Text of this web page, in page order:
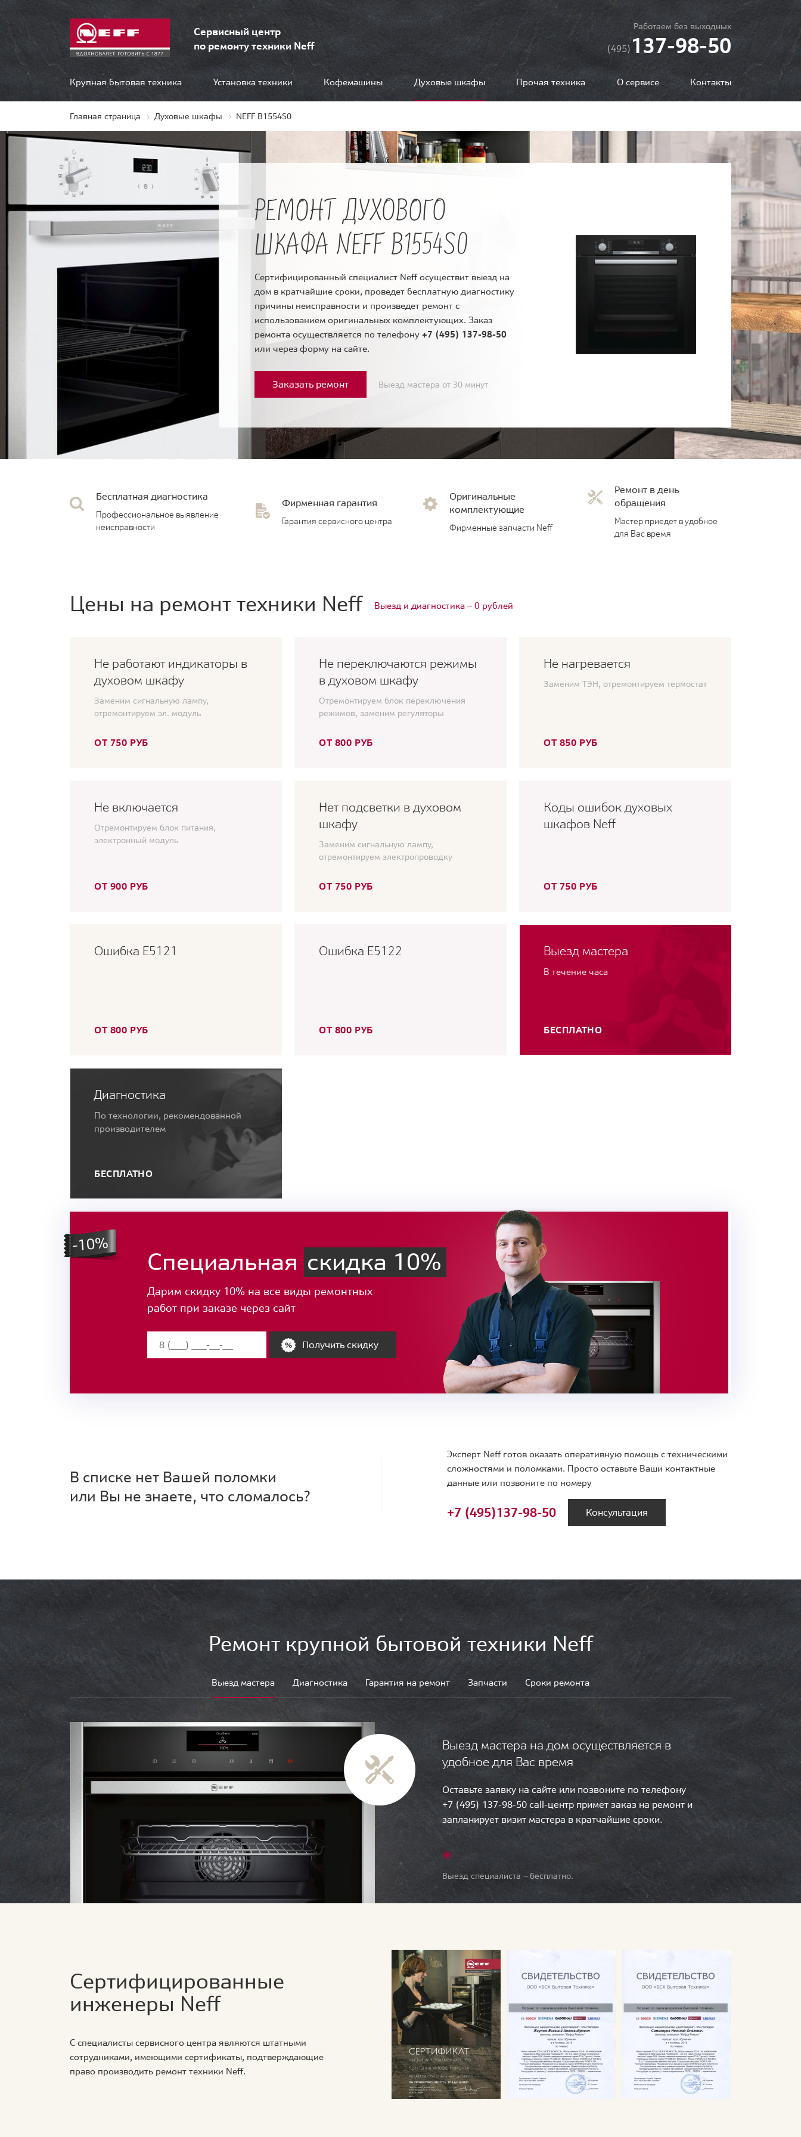
Сервисный центр
по ремонту техники Neff
Работаем без выходных
(495)137-98-50
Крупная бытовая техника Установка техники Кофемашины Духовые шкафы Прочая техника О сервисе Контакты
Главная страница Духовые шкафы NEFF B1554S0
РЕМОНТ ДУХОВОГО
ШКАФА NEFF B1554S0
Сертифицированный специалист Neff осуществит выезд на
дом в кратчайшие сроки, проведет бесплатную диагностику
причины неисправности и произведет ремонт с
использованием оригинальных комплектующих. Заказ
ремонта осуществляется по телефону +7 (495) 137-98-50
или через форму на сайте.
Заказать ремонт Выезд мастера от 30 минут
Бесплатная диагностика
Профессиональное выявление
неисправности
Фирменная гарантия
Гарантия сервисного центра
Оригинальные
комплектующие
Фирменные запчасти Neff
Ремонт в день
обращения
Мастер приедет в удобное
для Вас время
Цены на ремонт техники Neff Выезд и диагностика — 0 рублей
Не работают индикаторы в
духовом шкафу
Заменим сигнальную лампу,
отремонтируем эл. модуль
ОТ 750 РУБ
Не переключаются режимы
в духовом шкафу
Отремонтируем блок переключения
режимов, заменим регуляторы
ОТ 800 РУБ
Не нагревается
Заменим ТЭН, отремонтируем термостат
ОТ 850 РУБ
Не включается
Отремонтируем блок питания,
электронный модуль
ОТ 900 РУБ
Нет подсветки в духовом
шкафу
Заменим сигнальную лампу,
отремонтируем электропроводку
ОТ 750 РУБ
Коды ошибок духовых
шкафов Neff
ОТ 750 РУБ
Ошибка E5121
ОТ 800 РУБ
Ошибка E5122
ОТ 800 РУБ
Выезд мастера
В течение часа
БЕСПЛАТНО
Диагностика
По технологии, рекомендованной
производителем
БЕСПЛАТНО
Специальная скидка 10%
Дарим скидку 10% на все виды ремонтных
работ при заказе через сайт
Получить скидку
В списке нет Вашей поломки
или Вы не знаете, что сломалось?
Эксперт Neff готов оказать оперативную помощь с техническими
сложностями и поломками. Просто оставьте Ваши контактные
данные или позвоните по номеру
+7 (495)137-98-50 Консультация
Ремонт крупной бытовой техники Neff
Выезд мастера Диагностика Гарантия на ремонт Запчасти Сроки ремонта
Выезд мастера на дом осуществляется в
удобное для Вас время
Оставьте заявку на сайте или позвоните по телефону
+7 (495) 137-98-50 call-центр примет заказ на ремонт и
запланирует визит мастера в кратчайшие сроки.
Выезд специалиста — бесплатно.
Сертифицированные
инженеры Neff
С специалисты сервисного центра являются штатными
сотрудниками, имеющими сертификаты, подтверждающие
право производить ремонт техники Neff.